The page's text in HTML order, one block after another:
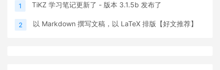
1 TiKZ 学习笔记更新了 - 版本 3.1.5b 发布了
2 以 Markdown 撰写文稿，以 LaTeX 排版【好文推荐】